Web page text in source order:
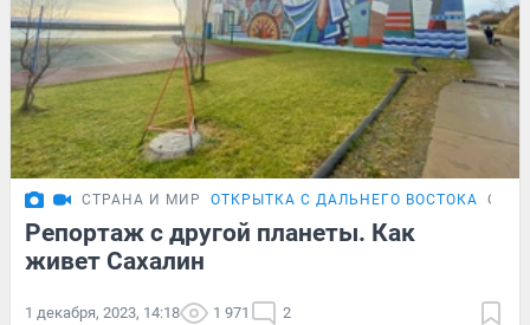
СТРАНА И МИР ОТКРЫТКА С ДАЛЬНЕГО ВОСТОКА
Репортаж с другой планеты. Как
живет Сахалин
1 декабря, 2023, 14:18 1 971 2